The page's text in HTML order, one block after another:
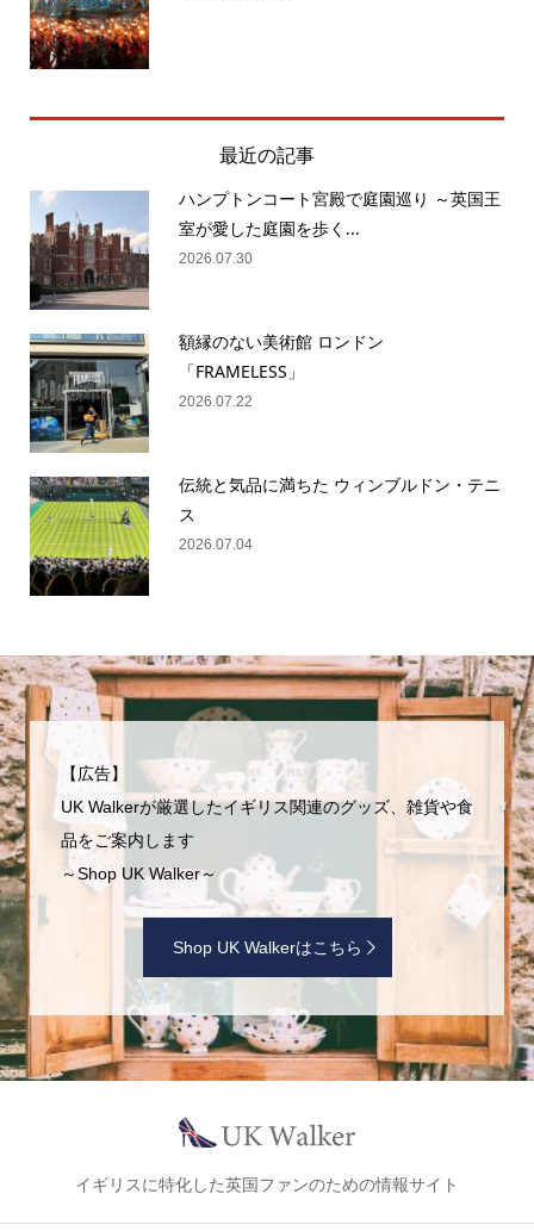
最近の記事
ハンプトンコート宮殿で庭園巡り ～英国王
室が愛した庭園を歩く...
2026.07.30
額縁のない美術館 ロンドン
「FRAMELESS」
2026.07.22
伝統と気品に満ちた ウィンブルドン・テニ
ス
2026.07.04
【広告】
UK Walkerが厳選したイギリス関連のグッズ、雑貨や食
品をご案内します
～Shop UK Walker～
Shop UK Walkerはこちら
イギリスに特化した英国ファンのための情報サイト